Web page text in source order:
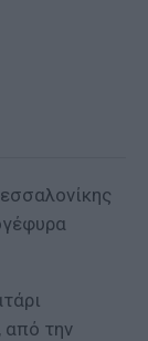
από την